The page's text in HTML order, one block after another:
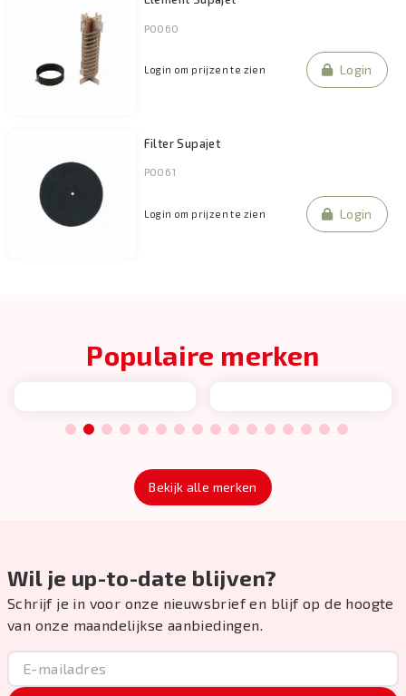
P0060
Login om prijzen te zien Login
Filter Supajet
P0061
Login om prijzen te zien Login
Populaire merken
1 2 3 4 5 6 7 8 9 10 11 12 13 14 15 16
Bekijk alle merken
Wil je up-to-date blijven?
Schrijf je in voor onze nieuwsbrief en blijf op de hoogte
van onze maandelijkse aanbiedingen.